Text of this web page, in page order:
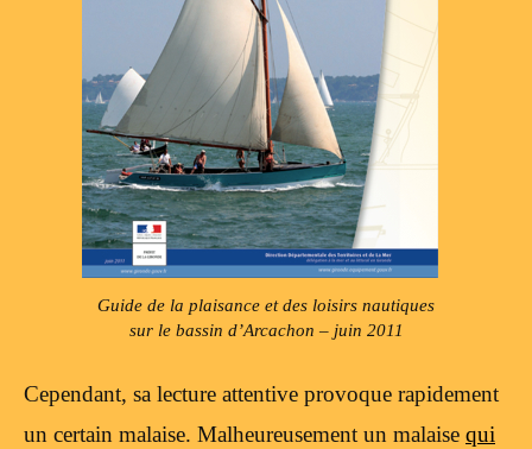
Guide de la plaisance et des loisirs nautiques
sur le bassin d’Arcachon – juin 2011
Cependant, sa lecture attentive provoque rapidement
un certain malaise. Malheureusement un malaise qui